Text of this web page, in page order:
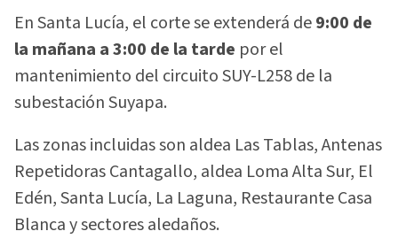
En Santa Lucía, el corte se extenderá de9:00 de
la mañana a 3:00 de la tarde por el
mantenimiento del circuito SUY-L258 de la
subestación Suyapa.
Las zonas incluidas son aldea Las Tablas, Antenas
Repetidoras Cantagallo, aldea Loma Alta Sur, El
Edén, Santa Lucía, La Laguna, Restaurante Casa
Blanca y sectores aledaños.